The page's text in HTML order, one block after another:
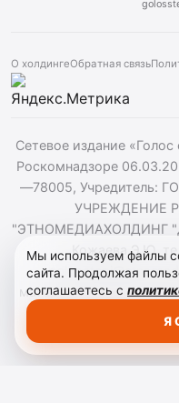
О холдингеОбратная связь
Сетевое издание
Роскомнадзоре
—78005, Учредитель:
УЧРЕЖДЕНИЕ
"ЭТНОМЕДИАХОЛДИНГ
Кожаева Э.Ю.
материалов сайта
Мы используем файлы
сайта. Продолжая
соглашаетесь с
Я